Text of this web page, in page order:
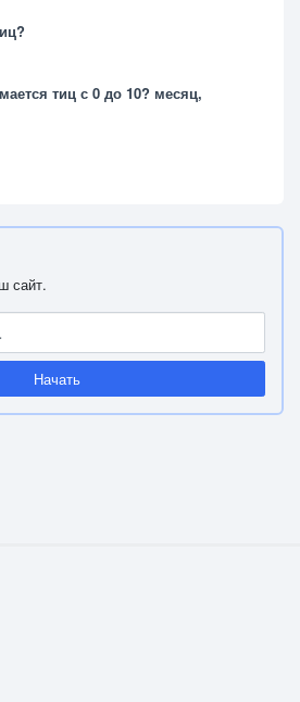
тиц с 0 до 10? месяц,
сайт.
Начать